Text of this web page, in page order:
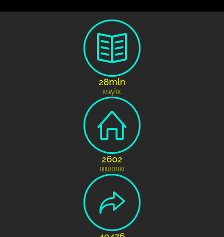
28mln
KSIĄŻEK
2602
BIBLIOTEKI